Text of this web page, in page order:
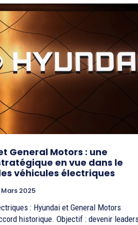
General Motors : une
en vue dans le
véhicules électriques
Mars 2025
: Hyundai et General Motors
historique. Objectif : devenir